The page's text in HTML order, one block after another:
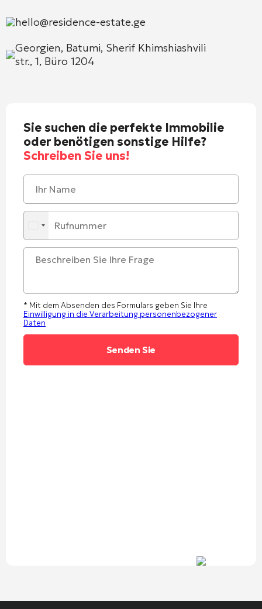
hello@residence-estate.ge
Georgien, Batumi, Sherif Khimshiashvili
str., 1, Büro 1204
Sie suchen die perfekte Immobilie
oder benötigen sonstige Hilfe?
Schreiben Sie uns!
* Mit dem Absenden des Formulars geben Sie Ihre
Einwilligung in die Verarbeitung personenbezogener
Daten